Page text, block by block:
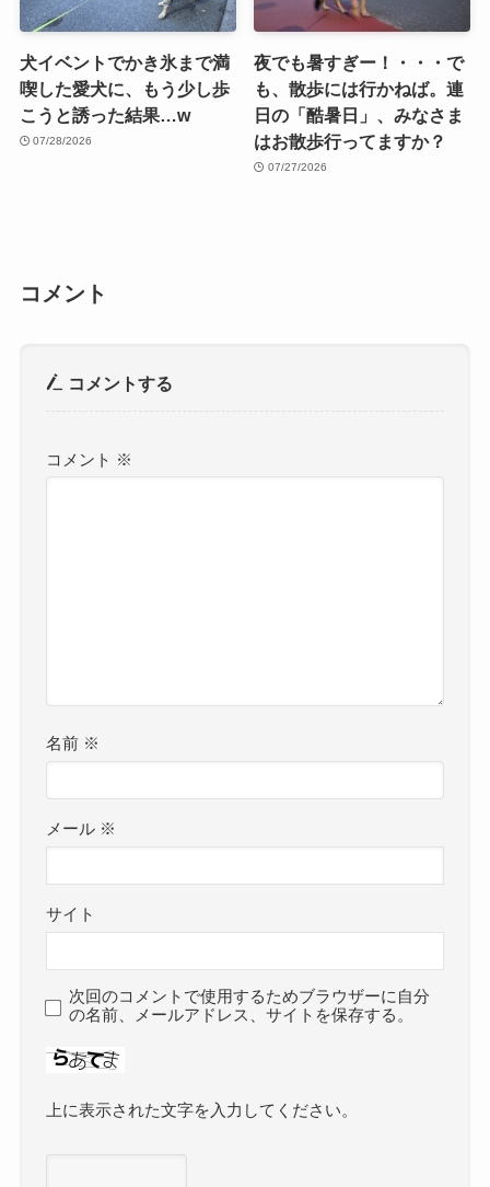
犬イベントでかき氷まで満
喫した愛犬に、もう少し歩
こうと誘った結果…w
07/28/2026
夜でも暑すぎー！・・・で
も、散歩には行かねば。連
日の「酷暑日」、みなさま
はお散歩行ってますか？
07/27/2026
コメント
コメントする
コメント ※
名前 ※
メール ※
サイト
次回のコメントで使用するためブラウザーに自分
の名前、メールアドレス、サイトを保存する。
上に表示された文字を入力してください。